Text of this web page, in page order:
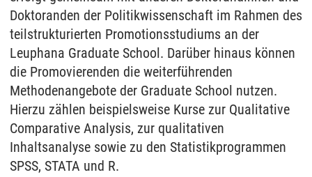
Doktoranden der Politikwissenschaft im Rahmen des
teilstrukturierten Promotionsstudiums an der
Leuphana Graduate School. Darüber hinaus können
die Promovierenden die weiterführenden
Methodenangebote der Graduate School nutzen.
Hierzu zählen beispielsweise Kurse zur Qualitative
Comparative Analysis, zur qualitativen
Inhaltsanalyse sowie zu den Statistikprogrammen
SPSS, STATA und R.